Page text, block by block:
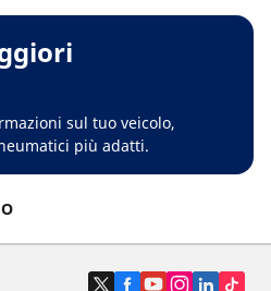
sul tuo veicolo,
più adatti.